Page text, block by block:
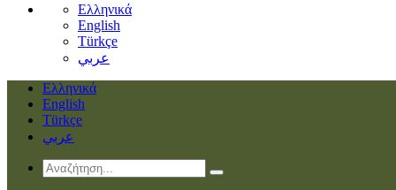
Ελληνικά
English
Türkçe
عربي
Ελληνικά
English
Türkçe
عربي